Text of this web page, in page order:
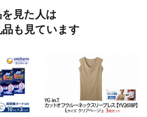
見た人は
も見ています